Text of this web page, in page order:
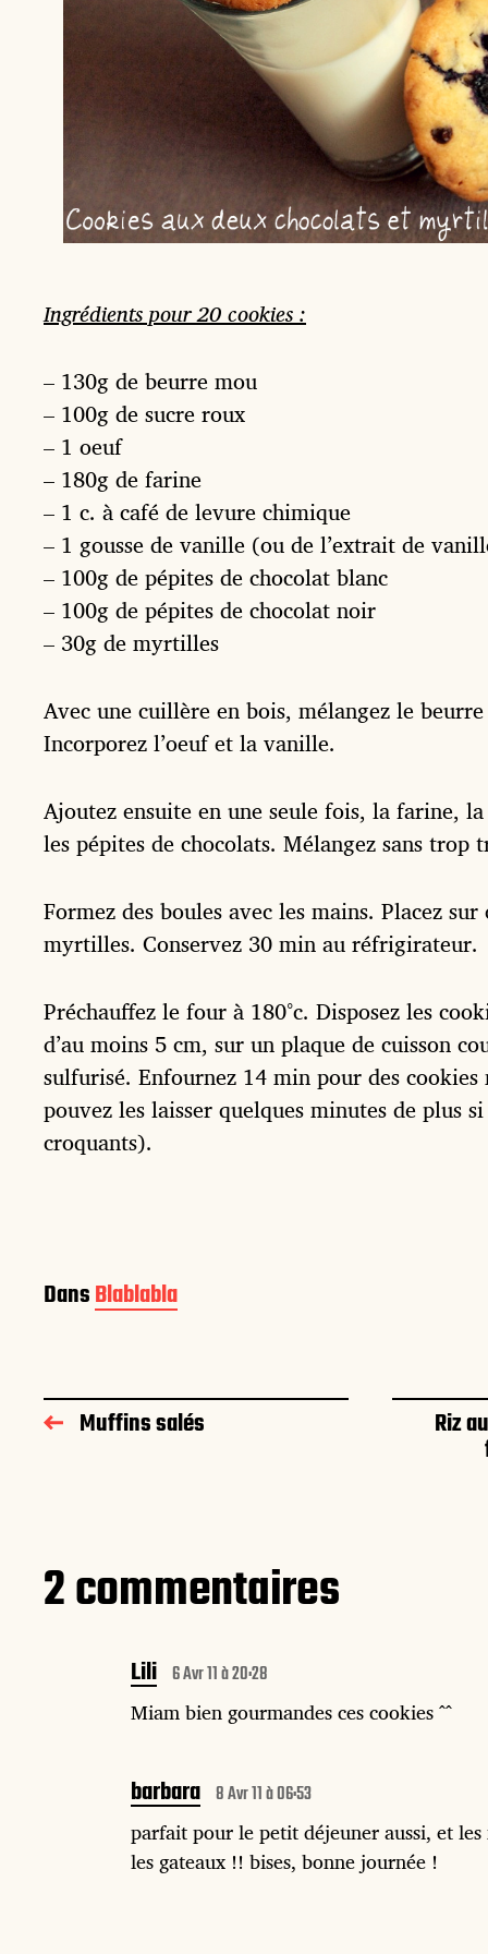
Ingrédients pour 20 cookies :
– 130g de beurre mou
– 100g de sucre roux
– 1 oeuf
– 180g de farine
– 1 c. à café de levure chimique
– 1 gousse de vanille (ou de l’extrait de
– 100g de pépites de chocolat blanc
– 100g de pépites de chocolat noir
– 30g de myrtilles
Avec une cuillère en bois, mélangez le
Incorporez l’oeuf et la vanille.
Ajoutez ensuite en une seule fois, la farine,
les pépites de chocolats. Mélangez sans trop
Formez des boules avec les mains. Placez sur
myrtilles. Conservez 30 min au réfrigirateur.
Préchauffez le four à 180°c. Disposez les
d’au moins 5 cm, sur un plaque de cuisson
sulfurisé. Enfournez 14 min pour des
pouvez les laisser quelques minutes de plus
croquants).
DansBlablabla
Muffins salés Riz
2 commentaires
Lili 6 Avr 11 à 20:28
Miam bien gourmandes ces cookies ^^
barbara 8 Avr 11 à 06:53
parfait pour le petit déjeuner aussi, et les
les gateaux !! bises, bonne journée !